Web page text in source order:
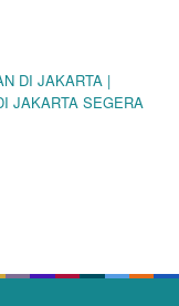
DI JAKARTA |
JAKARTA SEGERA